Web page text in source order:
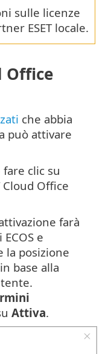
sulle licenze
ESET locale.
Office
che abbia
può attivare
fare clic su
Cloud Office
farà
ECOS e
la posizione
base alla
Attiva.